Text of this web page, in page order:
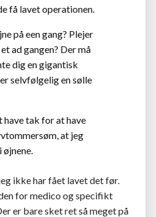
få lavet operationen.
på een gang? Plejer
ad gangen? Der må
dig en gigantisk
selvfølgelig en sølle
have tak for at have
at jeg
ikke har fået lavet det før.
for medico og specifikt
er bare sket ret så meget på